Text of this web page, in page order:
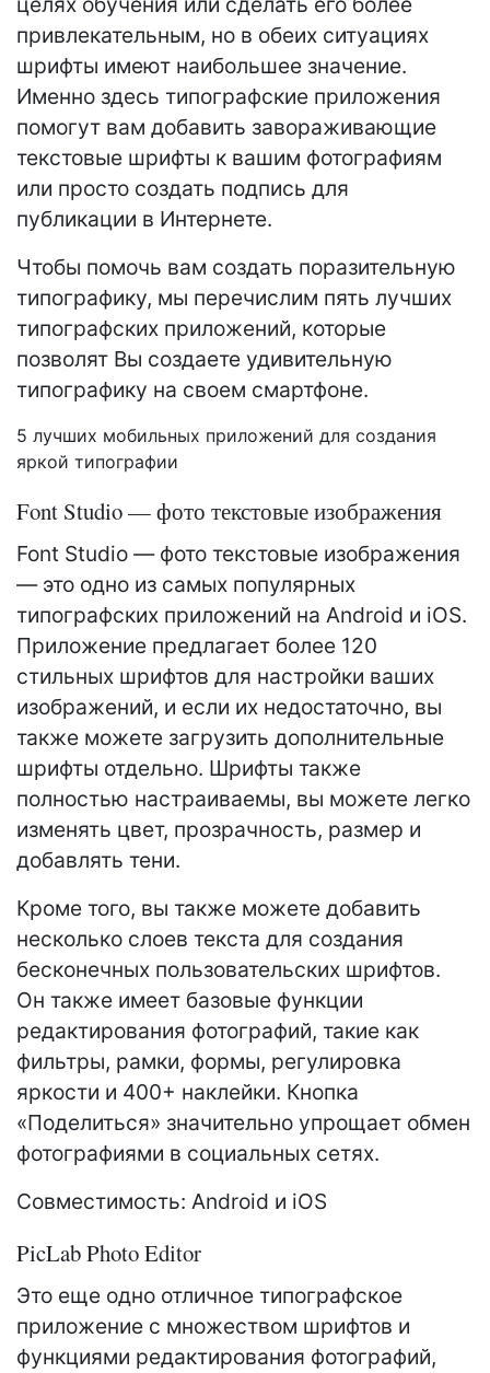
привлекательным, но в обеих ситуациях
шрифты имеют наибольшее значение.
Именно здесь типографские приложения
помогут вам добавить завораживающие
текстовые шрифты к вашим фотографиям
или просто создать подпись для
публикации в Интернете.
Чтобы помочь вам создать поразительную
типографику, мы перечислим пять лучших
типографских приложений, которые
позволят Вы создаете удивительную
типографику на своем смартфоне.
5 лучших мобильных приложений для создания
яркой типографии
Font Studio — фото текстовые изображения
Font Studio — фото текстовые изображения
— это одно из самых популярных
типографских приложений на Android и iOS.
Приложение предлагает более 120
стильных шрифтов для настройки ваших
изображений, и если их недостаточно, вы
также можете загрузить дополнительные
шрифты отдельно. Шрифты также
полностью настраиваемы, вы можете легко
изменять цвет, прозрачность, размер и
добавлять тени.
Кроме того, вы также можете добавить
несколько слоев текста для создания
бесконечных пользовательских шрифтов.
Он также имеет базовые функции
редактирования фотографий, такие как
фильтры, рамки, формы, регулировка
яркости и 400+ наклейки. Кнопка
«Поделиться» значительно упрощает обмен
фотографиями в социальных сетях.
Совместимость: Android и iOS
PicLab Photo Editor
Это еще одно отличное типографское
приложение с множеством шрифтов и
функциями редактирования фотографий,